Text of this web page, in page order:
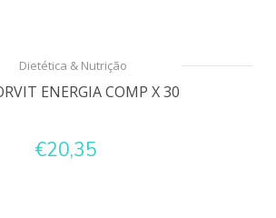
Dietética & Nutrição
ENERGIA COMP X 30
€20,35